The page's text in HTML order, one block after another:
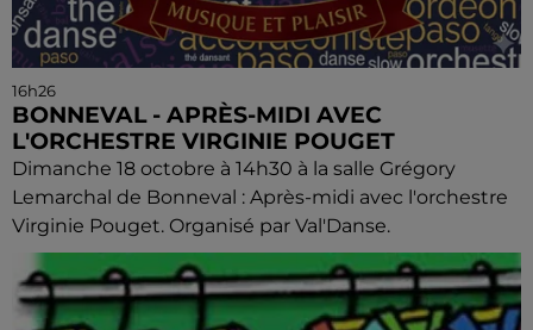
16h26
BONNEVAL - APRÈS-MIDI AVEC
L'ORCHESTRE VIRGINIE POUGET
Dimanche 18 octobre à 14h30 à la salle Grégory
Lemarchal de Bonneval : Après-midi avec l'orchestre
Virginie Pouget. Organisé par Val'Danse.